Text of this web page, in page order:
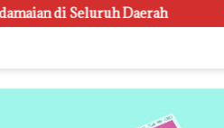
Kejari Palembang